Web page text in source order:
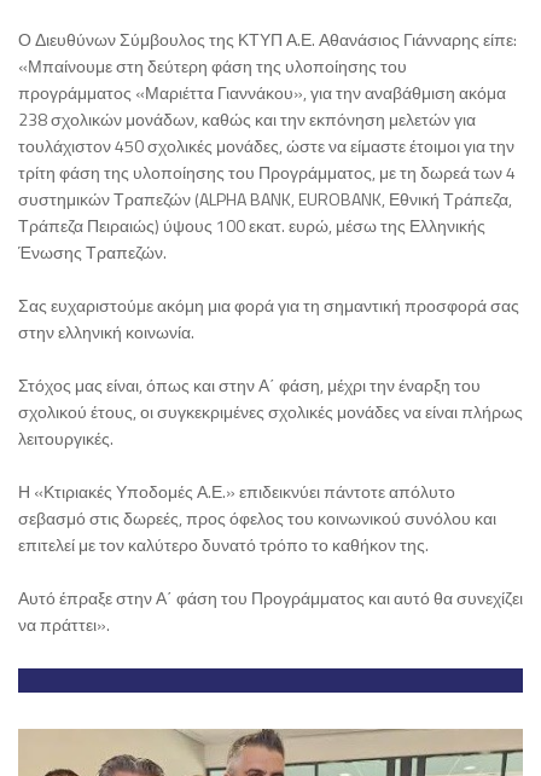
Ο Διευθύνων Σύμβουλος της ΚΤΥΠ Α.Ε. Αθανάσιος Γιάνναρης είπε:
«Μπαίνουμε στη δεύτερη φάση της υλοποίησης του
προγράμματος «Μαριέττα Γιαννάκου», για την αναβάθμιση ακόμα
238 σχολικών μονάδων, καθώς και την εκπόνηση μελετών για
τουλάχιστον 450 σχολικές μονάδες, ώστε να είμαστε έτοιμοι για την
τρίτη φάση της υλοποίησης του Προγράμματος, με τη δωρεά των 4
συστημικών Τραπεζών (ALPHA BANK, EUROBANK, Εθνική Τράπεζα,
Τράπεζα Πειραιώς) ύψους 100 εκατ. ευρώ, μέσω της Ελληνικής
Ένωσης Τραπεζών.
Σας ευχαριστούμε ακόμη μια φορά για τη σημαντική προσφορά σας
στην ελληνική κοινωνία.
Στόχος μας είναι, όπως και στην Α΄ φάση, μέχρι την έναρξη του
σχολικού έτους, οι συγκεκριμένες σχολικές μονάδες να είναι πλήρως
λειτουργικές.
Η «Κτιριακές Υποδομές Α.Ε.» επιδεικνύει πάντοτε απόλυτο
σεβασμό στις δωρεές, προς όφελος του κοινωνικού συνόλου και
επιτελεί με τον καλύτερο δυνατό τρόπο το καθήκον της.
Αυτό έπραξε στην Α΄ φάση του Προγράμματος και αυτό θα συνεχίζει
να πράττει».